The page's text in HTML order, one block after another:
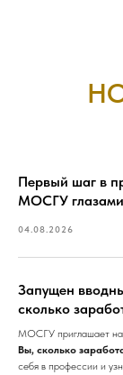
Первый шаг в
МОСГУ глазами
04.08.2026
Запущен
сколько
МОСГУ приглашает на
Вы, сколько
себя в профессии и